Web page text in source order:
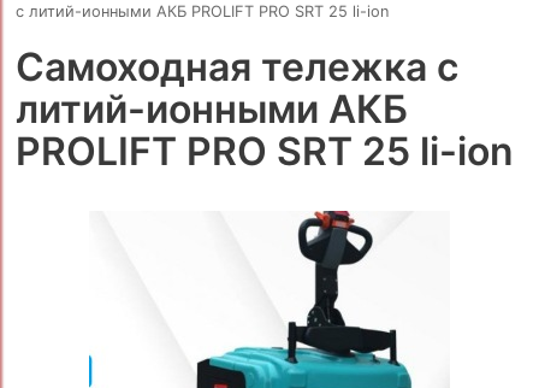
с литий-ионными АКБ PROLIFT PRO SRT 25 li-ion
Самоходная тележка с
литий-ионными АКБ
PROLIFT PRO SRT 25 li-ion